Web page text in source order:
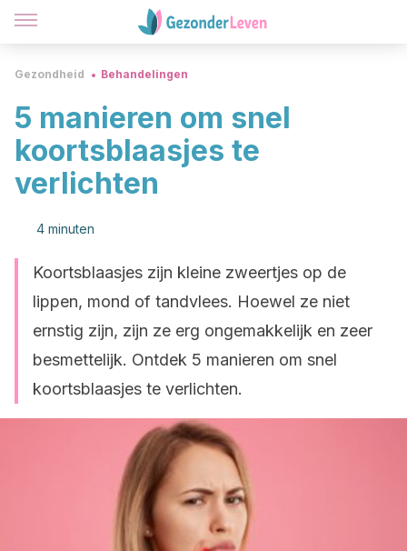
Gezondheid Behandelingen
5 manieren om snel
koortsblaasjes te
verlichten
4 minuten
Koortsblaasjes zijn kleine zweertjes op de
lippen, mond of tandvlees. Hoewel ze niet
ernstig zijn, zijn ze erg ongemakkelijk en zeer
besmettelijk. Ontdek 5 manieren om snel
koortsblaasjes te verlichten.